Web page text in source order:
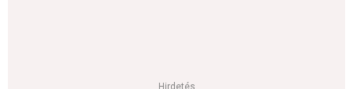
Hirdetés